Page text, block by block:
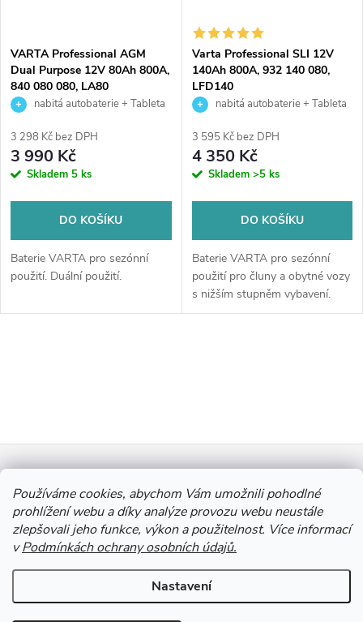
Používáme cookies, abychom Vám umožnili pohodlné
prohlížení webu a díky analýze provozu webu neustále
zlepšovali jeho funkce, výkon a použitelnost. Více informací
vPodmínkách ochrany osobních údajů.
Nastavení
VARTA Professional AGM
Dual Purpose 12V 80Ah 800A,
840 080 080, LA80
nabitá autobaterie + Tableta
výkup staré baterie při doručení
nebo v prodejně Jinočany
3 298 Kč bez DPH
3 990 Kč
Skladem 5 ks
DO KOŠÍKU
Baterie VARTA pro sezónní
použití. Duální použití.
Varta Professional SLI 12V
140Ah 800A, 932 140 080,
LFD140
nabitá autobaterie + Tableta
výkup staré baterie při doručení
nebo v prodejně Jinočany
3 595 Kč bez DPH
4 350 Kč
Skladem >5 ks
DO KOŠÍKU
Baterie VARTA pro sezónní
použití pro čluny a obytné vozy
s nižším stupněm vybavení.
Dlouhá životnost a
á
d
a
c
Z
á
p
a
Výkup Jinočany - výkup barevných kovů a autobaterií
Copyright 2026Autobaterie Jinočany. Všechna práva vyhrazena.Upravit